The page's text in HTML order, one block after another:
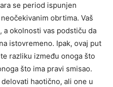
se period ispunjen
obrtima. Vaš
a okolnosti vas podstiču da
istovremeno. Ipak, ovaj put
razliku između onoga što
što ima pravi smisao.
haotično, ali one u